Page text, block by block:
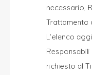
necessario,
Trattamento
L’elenco
richiesto al